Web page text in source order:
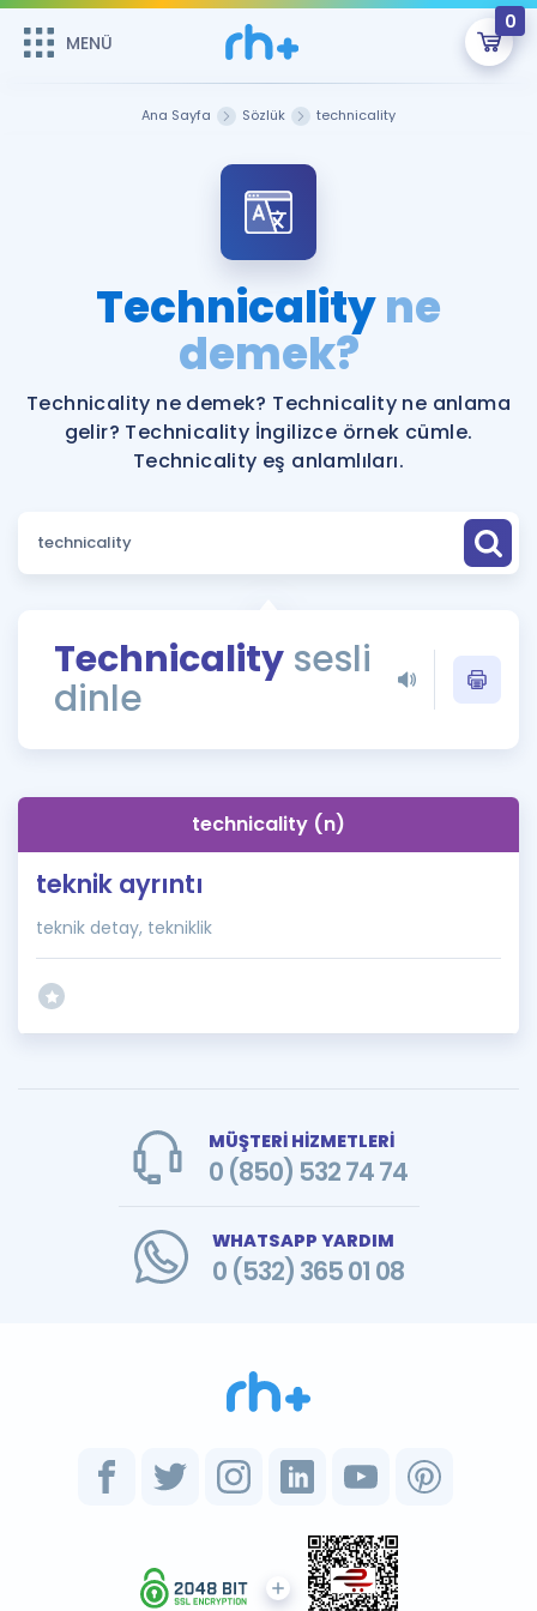
MENÜ
0
Şifremi Hatırlamıyorum
Sepetin Şu An Boş.
Remzi Hoca ile seni sınava hazırlayacak onlarca eğitim seni
bekliyor!
MENÜ
Katılımcı Görüşleri
Faydalı Araçlar
Ücretsiz Kaynaklar
Puan Hesaplama
ÖSYM Sınav Takvimi
Kampanyalar
İngilizce Gramer
İngilizce Gramer
Ana Sayfa Sözlük technicality
Technicalityne
demek?
Technicality ne demek? Technicality ne anlama
gelir? Technicality İngilizce örnek cümle.
Technicality eş anlamlıları.
Technicality sesli
dinle
technicality (n)
teknik ayrıntı
teknik detay, tekniklik
MÜŞTERİ HİZMETLERİ
0 (850) 532 74 74
WHATSAPP YARDIM
0 (532) 365 01 08